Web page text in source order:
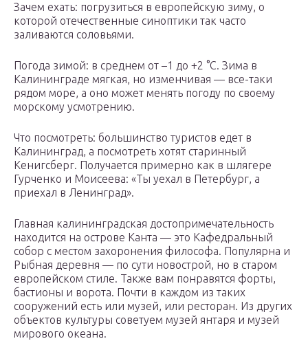
Зачем ехать: погрузиться в европейскую зиму, о
которой отечественные синоптики так часто
заливаются соловьями.
Погода зимой: в среднем от –1 до +2 °С. Зима в
Калининграде мягкая, но изменчивая — все-таки
рядом море, а оно может менять погоду по своему
морскому усмотрению.
Что посмотреть: большинство туристов едет в
Калининград, а посмотреть хотят старинный
Кенигсберг. Получается примерно как в шлягере
Гурченко и Моисеева: «Ты уехал в Петербург, а
приехал в Ленинград».
Главная калининградская достопримечательность
находится на острове Канта — это Кафедральный
собор с местом захоронения философа. Популярна и
Рыбная деревня — по сути новострой, но в старом
европейском стиле. Также вам понравятся форты,
бастионы и ворота. Почти в каждом из таких
сооружений есть или музей, или ресторан. Из других
объектов культуры советуем музей янтаря и музей
мирового океана.